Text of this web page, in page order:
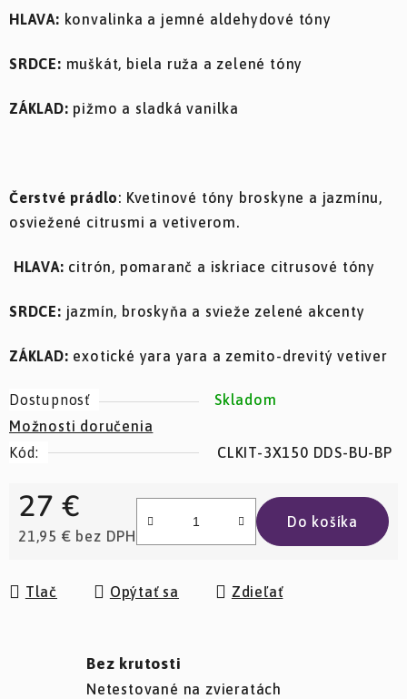
HLAVA: konvalinka a jemné aldehydové tóny
SRDCE: muškát, biela ruža a zelené tóny
ZÁKLAD: pižmo a sladká vanilka
Čerstvé prádlo: Kvetinové tóny broskyne a jazmínu,
osviežené citrusmi a vetiverom.
HLAVA: citrón, pomaranč a iskriace citrusové tóny
SRDCE: jazmín, broskyňa a svieže zelené akcenty
ZÁKLAD: exotické yara yara a zemito-drevitý vetiver
Dostupnosť
Skladom
Možnosti doručenia
Kód:
CLKIT-3X150 DDS-BU-BP
27 €
21,95 € bez DPH
Do košíka
Tlač Opýtať sa Zdieľať
Bez krutosti
Netestované na zvieratách